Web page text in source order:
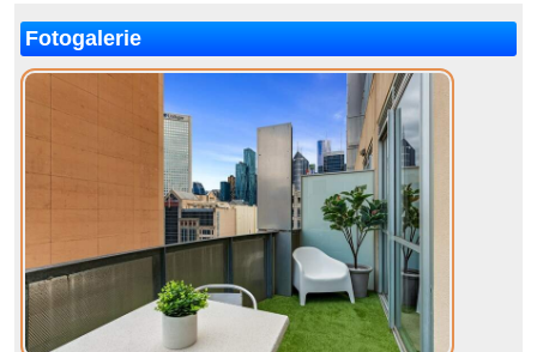
Fotogalerie